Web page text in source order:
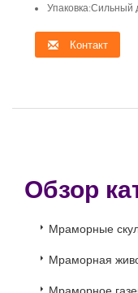
Контакт
Обзор
Мраморные
Мраморная
Мраморное